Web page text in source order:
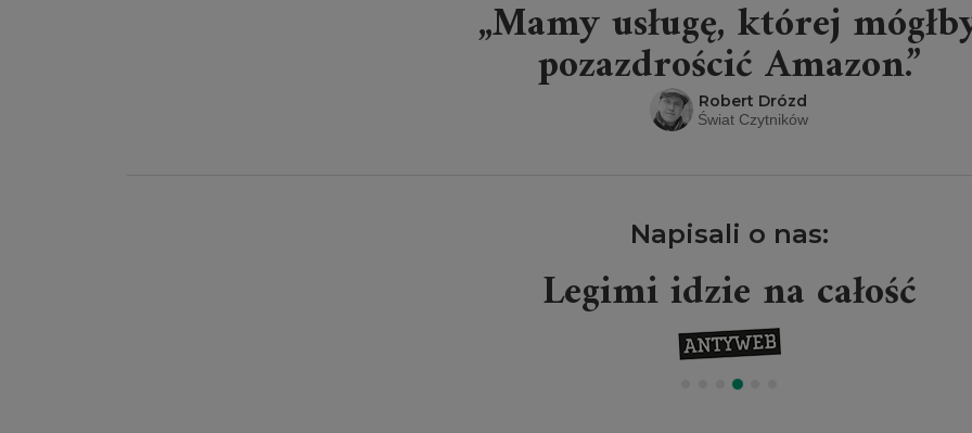
„Mamy usługę, której
pozazdrościć Amazon.”
Robert Drózd
Świat Czytników
Napisali o nas:
Legimi idzie na całość